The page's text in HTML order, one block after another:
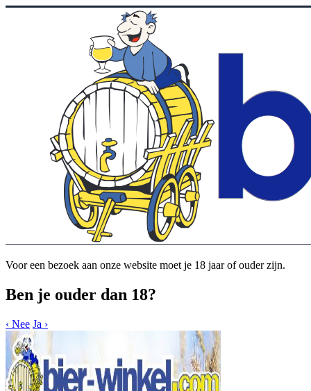
Voor een bezoek aan onze website moet je 18 jaar of ouder zijn.
Ben je ouder dan 18?
‹ Nee Ja ›